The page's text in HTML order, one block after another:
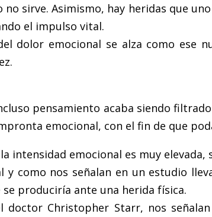
no sirve. Asimismo, hay heridas que
el impulso vital.
dolor emocional se alza como
pensamiento acaba siendo
emocional, con el fin de que
intensidad emocional es muy
y como nos señalan en un estudio
produciría ante una herida física.
doctor Christopher Starr, nos